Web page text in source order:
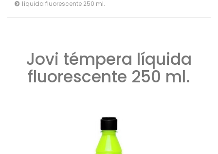
líquida fluorescente 250 ml.
Jovi témpera líquida
fluorescente 250 ml.